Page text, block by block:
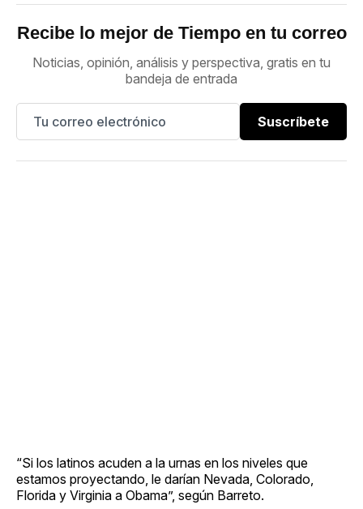
Recibe lo mejor de Tiempo en tu correo
Noticias, opinión, análisis y perspectiva, gratis en tu
bandeja de entrada
Suscríbete
“Si los latinos acuden a la urnas en los niveles que
estamos proyectando, le darían Nevada, Colorado,
Florida y Virginia a Obama”, según Barreto.